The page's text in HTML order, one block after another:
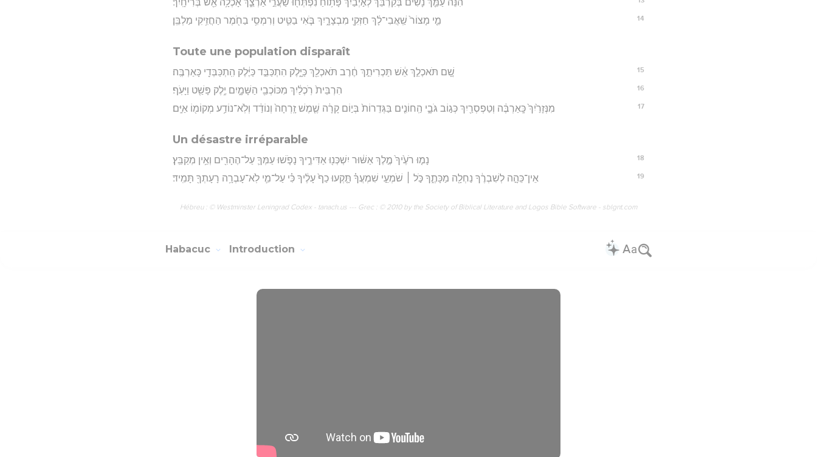
הִנֵּ֨ה עַמֵּ֤ךְ נָשִׁים֙ בְּקִרְבֵּ֔ךְ לְאֹ֣יְבַ֔יִךְ פָּת֥וֹחַ נִפְתְּח֖וּ שַׁעֲרֵ֣י אַרְצֵ֑ךְ אָכְלָ֥ה אֵ֖שׁ בְּרִיחָֽיִך׃
14 מֵ֤י מָצוֹר֙ שַֽׁאֲבִי־לָ֔ךְ חַזְּקִ֖י מִבְצָרָ֑יִךְ בֹּ֧אִי בַטִּ֛יט וְרִמְסִ֥י בַחֹ֖מֶר הַחֲזִ֥יקִי מַלְבֵּֽן׃
Toute une population disparaît
15 שָׁ֚ם תֹּאכְלֵ֣ךְ אֵ֔שׁ תַּכְרִיתֵ֣ךְ חֶ֔רֶב תֹּאכְלֵ֖ךְ כַּיָּ֑לֶק הִתְכַּבֵּ֣ד כַּיֶּ֔לֶק הִֽתְכַּבְּדִ֖י כָּאַרְבֶּֽה׃
16 הִרְבֵּית֙ רֹֽכְלַ֔יִךְ מִכּוֹכְבֵ֖י הַשָּׁמָ֑יִם יֶ֥לֶק פָּשַׁ֖ט וַיָּעֹֽף׃
17 מִנְּזָרַ֙יִךְ֙ כָּֽאַרְבֶּ֔ה וְטַפְסְרַ֖יִךְ כְּג֣וֹב גֹּבָ֑י הַֽחוֹנִ֤ים בַּגְּדֵרוֹת֙ בְּי֣וֹם קָרָ֔ה שֶׁ֤מֶשׁ זָֽרְחָה֙ וְנוֹדַ֔ד וְלֹֽא־נוֹדַ֥ע מְקוֹמ֖וֹ אַיָּֽם׃
Un désastre irréparable
18 נָמ֤וּ רֹעֶ֙יךָ֙ מֶ֣לֶךְ אַשּׁ֔וּר יִשְׁכְּנ֖וּ אַדִּירֶ֑יךָ נָפֹ֧שׁוּ עַמְּךָ֛ עַל־הֶהָרִ֖ים וְאֵ֥ין מְקַבֵּֽץ׃
19 אֵין־כֵּהָ֣ה לְשִׁבְרֶ֔ךָ נַחְלָ֖ה מַכָּתֶ֑ךָ כֹּ֣ל ׀ שֹׁמְעֵ֣י שִׁמְעֲךָ֗ תָּ֤קְעוּ כַף֙ עָלֶ֔יךָ כִּ֗י עַל־מִ֛י לֹֽא־עָבְרָ֥ה רָעָתְךָ֖ תָּמִֽיד׃
Hébreu : © Westminster Leningrad Codex - tanach.us --- Grec : © 2010 by the Society of Biblical Literature and Logos Bible Software - sblgnt.com
Habacuc Introduction